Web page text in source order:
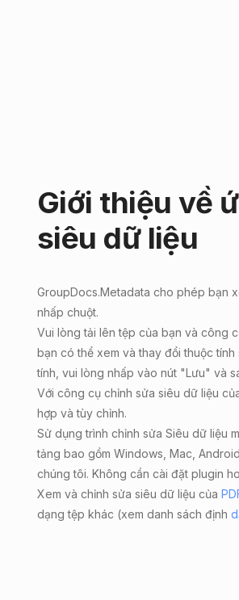
Giới thiệu về
siêu dữ liệu
GroupDocs.Metadata cho phép bạn
nhấp chuột.
Vui lòng tải lên tệp của bạn và công
bạn có thể xem và thay đổi thuộc
tính, vui lòng nhấp vào nút "Lưu" và
Với công cụ chỉnh sửa siêu dữ liệu
hợp và tùy chỉnh.
Sử dụng trình chỉnh sửa Siêu dữ liệu
tảng bao gồm Windows, Mac,
chúng tôi. Không cần cài đặt plugin
Xem và chỉnh sửa siêu dữ liệu của
dạng tệp khác (xem danh sách định